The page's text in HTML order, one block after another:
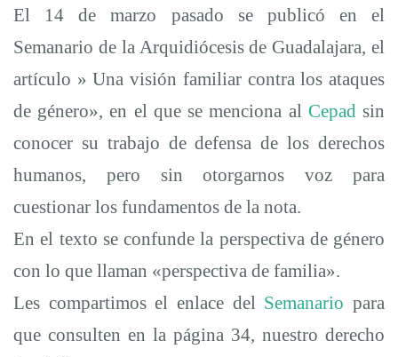
El 14 de marzo pasado se publicó en el
Semanario de la Arquidiócesis de Guadalajara, el
artículo » Una visión familiar contra los ataques
de género», en el que se menciona al Cepad sin
conocer su trabajo de defensa de los derechos
humanos, pero sin otorgarnos voz para
cuestionar los fundamentos de la nota.
En el texto se confunde la perspectiva de género
con lo que llaman «perspectiva de familia».
Les compartimos el enlace del Semanario para
que consulten en la página 34, nuestro derecho